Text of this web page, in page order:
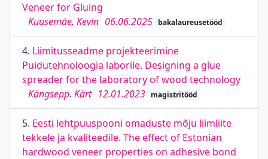
Veneer for Gluing
Kuusemäe, Kevin 06.06.2025 bakalaureusetööd
4. Liimitusseadme projekteerimine
Puidutehnoloogia laborile. Designing a glue
spreader for the laboratory of wood technology
Kängsepp. Kärt 12.01.2023 magistritööd
5. Eesti lehtpuuspooni omaduste mõju liimliite
tekkele ja kvaliteedile. The effect of Estonian
hardwood veneer properties on adhesive bond